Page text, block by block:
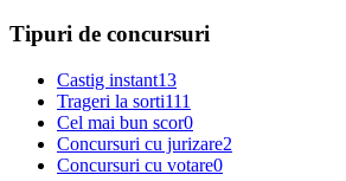
Tipuri de concursuri
Castig instant13
Trageri la sorti111
Cel mai bun scor0
Concursuri cu jurizare2
Concursuri cu votare0